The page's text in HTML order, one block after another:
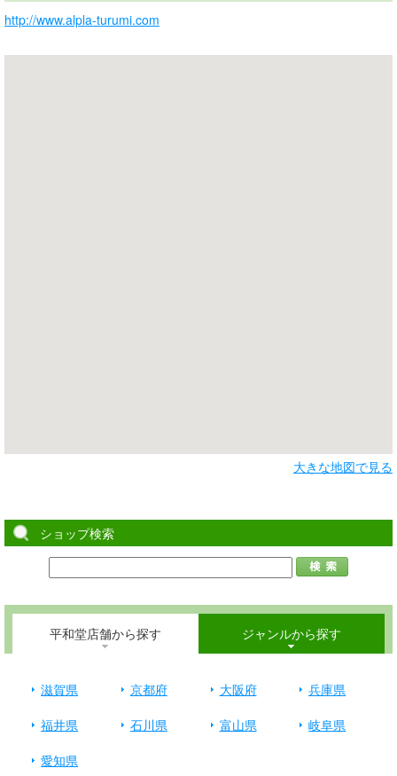
http://www.alpla-turumi.com
大きな地図で見る
ショップ検索
平和堂店舗から探す ジャンルから探す
滋賀県 京都府 大阪府
兵庫県
福井県
石川県 富山県
岐阜県
愛知県